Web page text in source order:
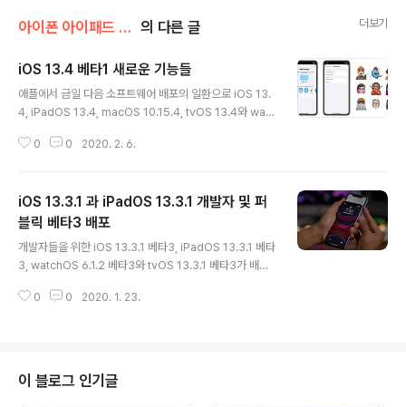
아이폰 아이패드 강좌 의 다른 글 더보기
iOS 13.4 베타1 새로운 기능들
애플에서 금일 다음 소프트웨어 배포의 일환으로 iOS 13.
4, iPadOS 13.4, macOS 10.15.4, tvOS 13.4와 watc
포의 새로운 기능들은 정리해보도록 하자. 금일 업데이트
아이폰, 아이패드, 애플워치, 애플 TV 외)macOS와 iOS
버전을 판매할 수 있게 되었다. iOS, macOS 를 모두 사용
하는 유저들은 유니버셜 플랫폼을 지원하는 앱을 한번의
결재로 구매할 수 있으며 할인된 가격으로 번들링을 제공
할 수도 있다. 이번 업데이트는 또한 아이클라우드 드라이
브 폴더 공유에 관한 지원을 제공한다..
0 0 2020. 2. 6.
iOS 13.3.1 과 iPadOS 13.3.1 개발자 및 퍼
블릭 베타3 배포
개발자들을 위한 iOS 13.3.1 베타3, iPadOS 13.3.1 베타
3, watchOS 6.1.2 베타3와 tvOS 13.3.1 베타3가 배포
배포중이다. 이번 업데이트는 2번째 베타 후 일주일 후에
가능성이 높다. 애플은 지난달 아이들이 스크린타임 커뮤
니케이션 제한을 쉽게 우회할 수 있는 버그를 수정 중에 있
0 0 2020. 1. 23.
이 블로그 인기글